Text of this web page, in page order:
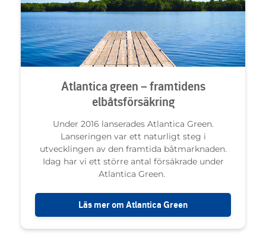
Atlantica green – framtidens
elbåtsförsäkring
Under 2016 lanserades Atlantica Green.
Lanseringen var ett naturligt steg i
utvecklingen av den framtida båtmarknaden.
Idag har vi ett större antal försäkrade under
Atlantica Green.
Läs mer om Atlantica Green